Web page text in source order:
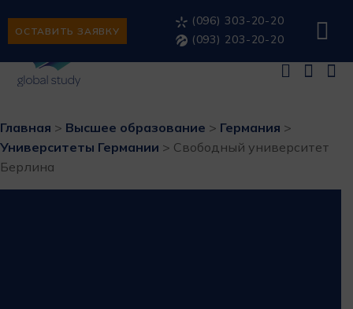
ОСТАВИТЬ ЗАЯВКУ
(096) 303-20-20
(093) 203-20-20
Главная > Высшее образование > Германия >
Университеты Германии > Свободный университет
Берлина